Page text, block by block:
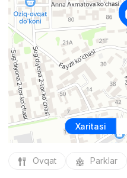
Xaritasi
Ovqat Parklar